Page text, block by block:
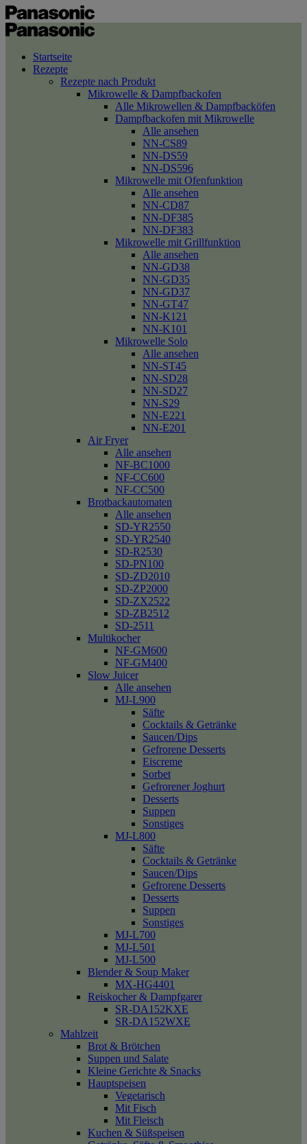
Startseite
Rezepte
Rezepte nach Produkt
Mikrowelle & Dampfbackofen
Alle Mikrowellen & Dampfbacköfen
Dampfbackofen mit Mikrowelle
Alle ansehen
NN-CS89
NN-DS59
NN-DS596
Mikrowelle mit Ofenfunktion
Alle ansehen
NN-CD87
NN-DF385
NN-DF383
Mikrowelle mit Grillfunktion
Alle ansehen
NN-GD38
NN-GD35
NN-GD37
NN-GT47
NN-K121
NN-K101
Mikrowelle Solo
Alle ansehen
NN-ST45
NN-SD28
NN-SD27
NN-S29
NN-E221
NN-E201
Air Fryer
Alle ansehen
NF-BC1000
NF-CC600
NF-CC500
Brotbackautomaten
Alle ansehen
SD-YR2550
SD-YR2540
SD-R2530
SD-PN100
SD-ZD2010
SD-ZP2000
SD-ZX2522
SD-ZB2512
SD-2511
Multikocher
NF-GM600
NF-GM400
Slow Juicer
Alle ansehen
MJ-L900
Säfte
Cocktails & Getränke
Saucen/Dips
Gefrorene Desserts
Eiscreme
Sorbet
Gefrorener Joghurt
Desserts
Suppen
Sonstiges
MJ-L800
Säfte
Cocktails & Getränke
Saucen/Dips
Gefrorene Desserts
Desserts
Suppen
Sonstiges
MJ-L700
MJ-L501
MJ-L500
Blender & Soup Maker
MX-HG4401
Reiskocher & Dampfgarer
SR-DA152KXE
SR-DA152WXE
Mahlzeit
Brot & Brötchen
Suppen und Salate
Kleine Gerichte & Snacks
Hauptspeisen
Vegetarisch
Mit Fisch
Mit Fleisch
Kuchen & Süßspeisen